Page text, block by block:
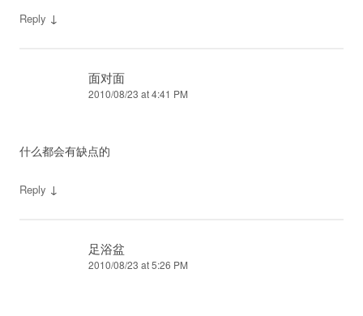
Reply ↓
面对面
2010/08/23 at 4:41 PM
什么都会有缺点的
Reply ↓
足浴盆
2010/08/23 at 5:26 PM